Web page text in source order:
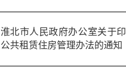
淮北市人民政府办公室关于
公共租赁住房管理办法的通知